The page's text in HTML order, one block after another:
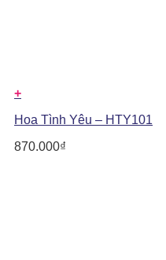
+
Hoa Tình Yêu – HTY101
870.000₫